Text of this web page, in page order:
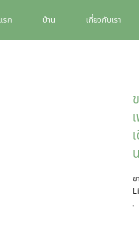
รก บ้าน เกี่ยวกับเรา
.